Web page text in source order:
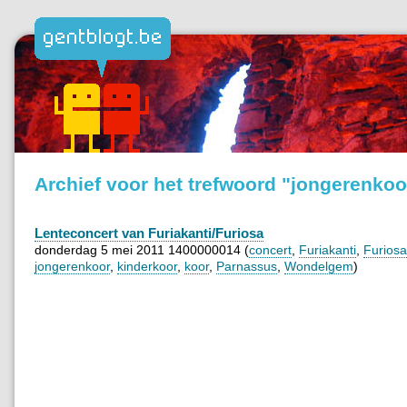
Archief voor het trefwoord
Lenteconcert van Furiakanti/Furiosa
donderdag 5 mei 2011 1400000014 (concert Furiakanti Furiosa
jongerenkoor, kinderkoor, koor, Parnassus Wondelgem)